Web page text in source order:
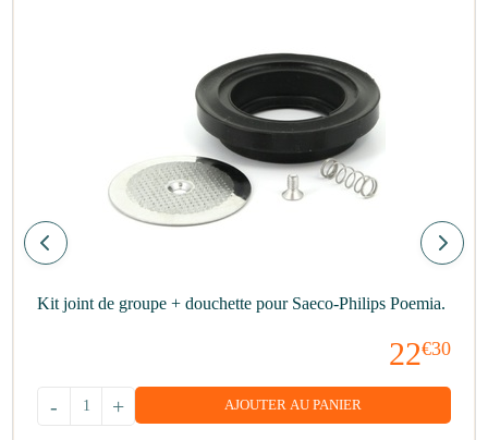
Kit joint de groupe + douchette pour Saeco-Philips Poemia.
22€30
+
- AJOUTER AU PANIER